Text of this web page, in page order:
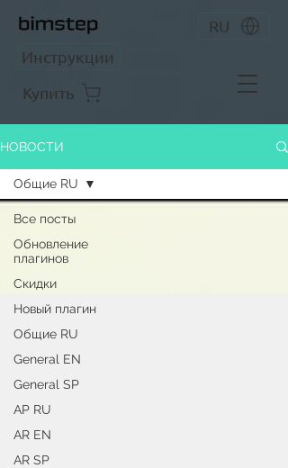
Инструкции
Купить
RU
НОВОСТИ
Все посты
Обновление
плагинов
Скидки
Новый плагин
Общие RU
General EN
General SP
АР RU
AR EN
AR SP
Общие RU